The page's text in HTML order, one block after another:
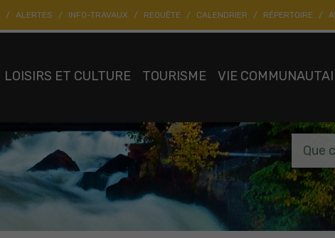
ALERTES INFO-TRAVAUX REQUÊTE CALENDRIER RÉPERTOIRE
LOISIRS ET CULTURE TOURISME VIE
Que